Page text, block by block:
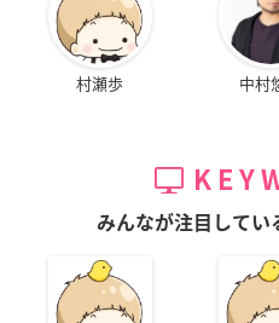
村瀬歩 中村
みんなが注目してい